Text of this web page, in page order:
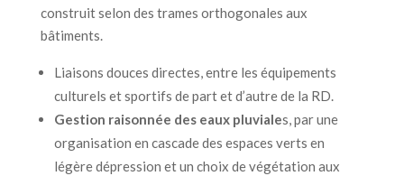
construit selon des trames orthogonales aux
bâtiments.
Liaisons douces directes, entre les équipements
culturels et sportifs de part et d’autre de la RD.
Gestion raisonnée des eaux pluviales, par une
organisation en cascade des espaces verts en
légère dépression et un choix de végétation aux